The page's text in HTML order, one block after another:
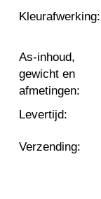
Kleurafwerking:
As-inhoud,
gewicht en
afmetingen:
Levertijd:
Verzending: